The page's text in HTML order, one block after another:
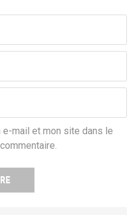
e-mail et mon site dans le